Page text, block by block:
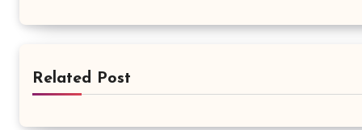
Related Post